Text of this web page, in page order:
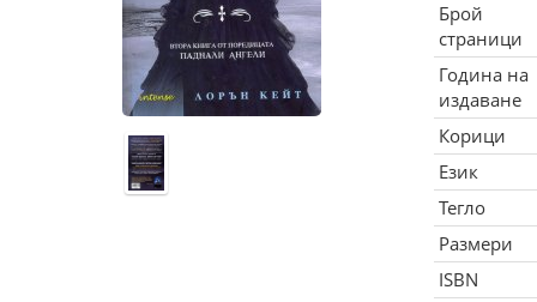
Брой
страници
Година на
издаване
Корици
Език
Тегло
Размери
ISBN